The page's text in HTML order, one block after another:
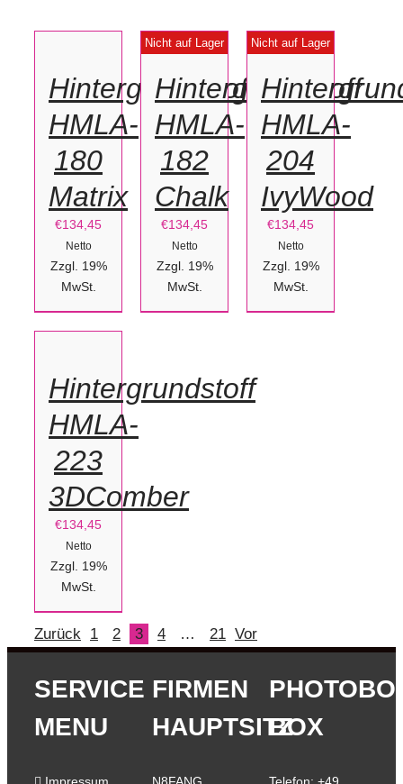
WARENKORB
DETAILS
Hintergrundstoff
HMLA-
180
Matrix
€134,45
Netto
Zzgl. 19%
MwSt.
Nicht auf Lager
DETAILS
Hintergrundstoff
HMLA-
182
Chalk
€134,45
Netto
Zzgl. 19%
MwSt.
Nicht auf Lager
DETAILS
HMLA-
204
IvyWood
€134,45
Netto
Zzgl. 19%
MwSt.
DEN
DETAILS
Hintergrundstoff
HMLA-
223
3DComber
€134,45
Netto
Zzgl. 19%
MwSt.
Zurück 1 2 3 4 … 21 Vor
SERVICE
MENU
FIRMEN
HAUPTSITZBOX